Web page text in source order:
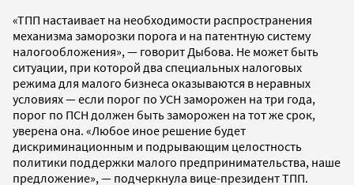
«ТПП настаивает на необходимости распространения
механизма заморозки порога и на патентную систему
налогообложения», — говорит Дыбова. Не может быть
ситуации, при которой два специальных налоговых
режима для малого бизнеса оказываются в неравных
условиях — если порог по УСН заморожен на три года,
порог по ПСН должен быть заморожен на тот же срок,
уверена она. «Любое иное решение будет
дискриминационным и подрывающим целостность
политики поддержки малого предпринимательства, наше
предложение», — подчеркнула вице-президент ТПП.